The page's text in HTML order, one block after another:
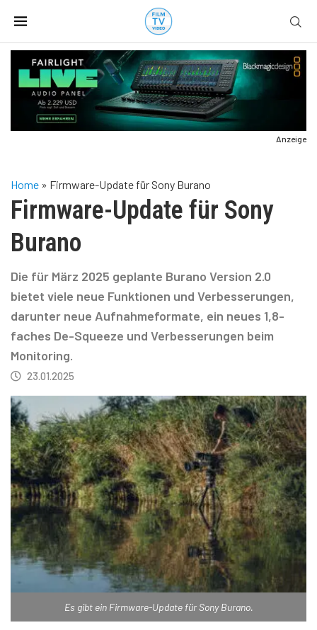
Anzeige
Home » Firmware-Update für Sony Burano
Firmware-Update für Sony
Burano
Die für März 2025 geplante Burano Version 2.0
bietet viele neue Funktionen und Verbesserungen,
darunter neue Aufnahmeformate, ein neues 1,8-
faches De-Squeeze und Verbesserungen beim
Monitoring.
23.01.2025
Es gibt ein Firmware-Update für Sony Burano.